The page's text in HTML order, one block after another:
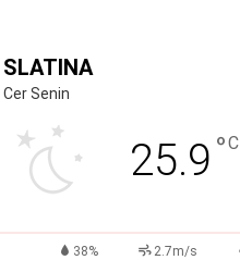
SLATINA
Cer Senin
25.9 °C
38% 2.7m/s